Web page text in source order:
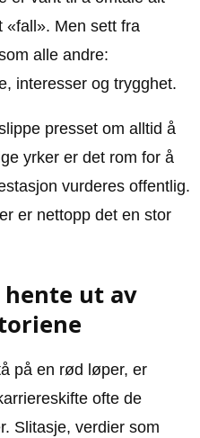
«fall». Men sett fra
alle andre:
interesser og trygghet.
presset om alltid å
yrker er det rom for å
vurderes offentlig.
er nettopp det en stor
hente ut av
på en rød løper, er
ofte de
Slitasje, verdier som